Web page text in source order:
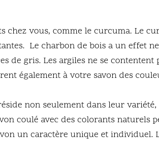
chez vous, comme le curcuma. Le
Le charbon de bois a un effet
de gris. Les argiles ne se
également à votre savon des
non seulement dans leur
coulé avec des colorants naturels
un caractère unique et individuel.